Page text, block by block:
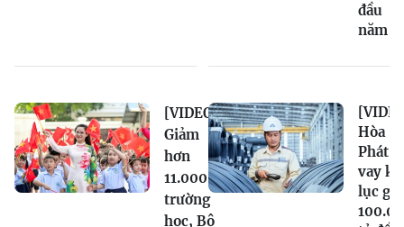
đầu
năm
[VIDEO]
Giảm
hơn
11.000
trường
học, Bộ
Hòa
Phát
vay kỷ
lục